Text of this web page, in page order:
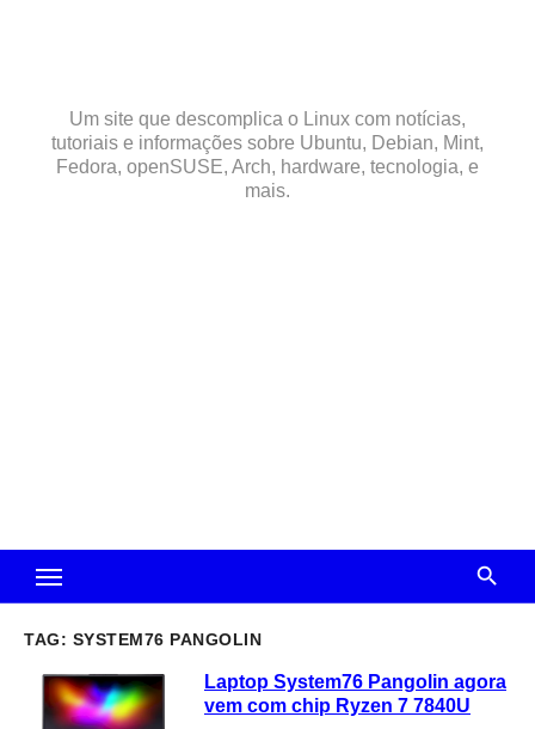
Um site que descomplica o Linux com notícias,
tutoriais e informações sobre Ubuntu, Debian, Mint,
Fedora, openSUSE, Arch, hardware, tecnologia, e
mais.
TAG: SYSTEM76 PANGOLIN
Laptop System76 Pangolin agora
vem com chip Ryzen 7 7840U